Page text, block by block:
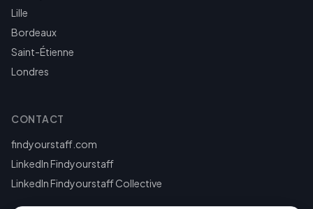
Lille
Bordeaux
Saint-Étienne
Londres
CONTACT
findyourstaff.com
LinkedIn Findyourstaff
LinkedIn Findyourstaff Collective